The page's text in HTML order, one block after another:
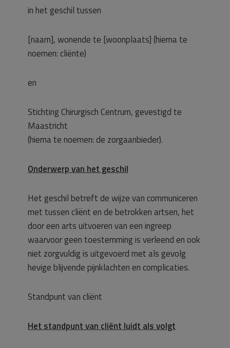
in het geschil tussen
[naam], wonende te [woonplaats] (hierna te
noemen: cliënte)
en
Stichting Chirurgisch Centrum, gevestigd te
Maastricht
(hierna te noemen: de zorgaanbieder).
Onderwerp van het geschil
Het geschil betreft de wijze van communiceren
met tussen cliënt en de betrokken artsen, het
door een arts uitvoeren van een ingreep
waarvoor geen toestemming is verleend en ook
niet zorgvuldig is uitgevoerd met als gevolg
hevige blijvende pijnklachten en complicaties.
Standpunt van cliënt
Het standpunt van cliënt luidt als volgt